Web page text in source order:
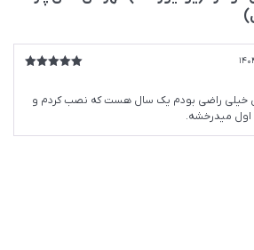
خیلی راضی بودم یک سال هست که نصب کردم و
اول میدرخشه.